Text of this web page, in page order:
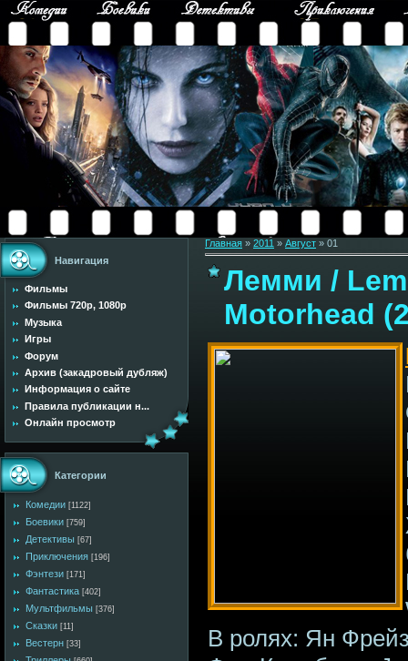
Навигация
Фильмы
Фильмы 720p, 1080p
Музыка
Игры
Форум
Архив (закадровый дубляж)
Информация о сайте
Правила публикации н...
Онлайн просмотр
Категории
Комедии [1122]
Боевики [759]
Детективы [67]
Приключения [196]
Фэнтези [171]
Фантастика [402]
Мультфильмы [376]
Сказки [11]
Вестерн [33]
Главная » 2011 » Август » 01
Лемми /
Motorhead
В ролях: Ян